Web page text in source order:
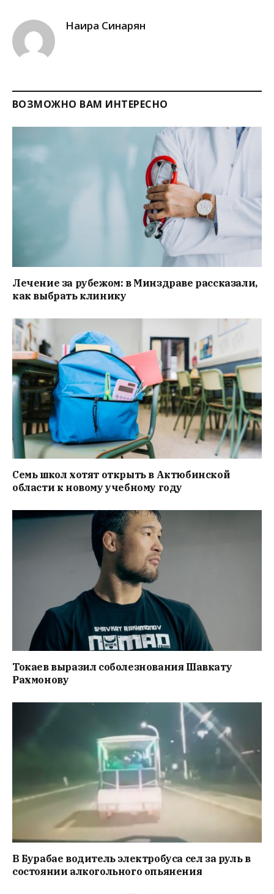
Наира Синарян
ВОЗМОЖНО ВАМ ИНТЕРЕСНО
Лечение за рубежом: в Минздраве рассказали,
как выбрать клинику
Семь школ хотят открыть в Актюбинской
области к новому учебному году
Токаев выразил соболезнования Шавкату
Рахмонову
В Бурабае водитель электробуса сел за руль в
состоянии алкогольного опьянения